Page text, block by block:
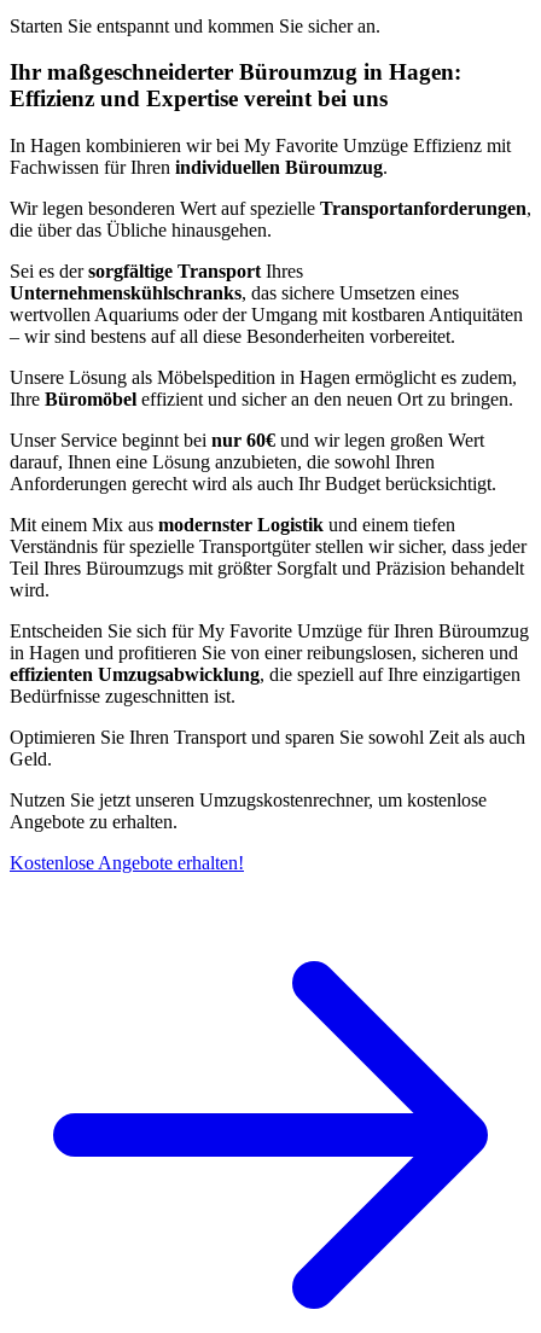
Starten Sie entspannt und kommen Sie sicher an.
Ihr maßgeschneiderter Büroumzug in Hagen:
Effizienz und Expertise vereint bei uns
In Hagen kombinieren wir bei My Favorite Umzüge Effizienz mit
Fachwissen für Ihren individuellen Büroumzug.
Wir legen besonderen Wert auf spezielle Transportanforderungen,
die über das Übliche hinausgehen.
Sei es dersorgfältige Transport Ihres
Unternehmenskühlschranks, das sichere Umsetzen eines
wertvollen Aquariums oder der Umgang mit kostbaren Antiquitäten
– wir sind bestens auf all diese Besonderheiten vorbereitet.
Unsere Lösung als Möbelspedition in Hagen ermöglicht es zudem,
Ihre Büromöbel effizient und sicher an den neuen Ort zu bringen.
Unser Service beginnt bei nur 60€ und wir legen großen Wert
darauf, Ihnen eine Lösung anzubieten, die sowohl Ihren
Anforderungen gerecht wird als auch Ihr Budget berücksichtigt.
Mit einem Mix aus modernster Logistik und einem tiefen
Verständnis für spezielle Transportgüter stellen wir sicher, dass jeder
Teil Ihres Büroumzugs mit größter Sorgfalt und Präzision behandelt
wird.
Entscheiden Sie sich für My Favorite Umzüge für Ihren Büroumzug
in Hagen und profitieren Sie von einer reibungslosen, sicheren und
effizienten Umzugsabwicklung, die speziell auf Ihre einzigartigen
Bedürfnisse zugeschnitten ist.
Optimieren Sie Ihren Transport und sparen Sie sowohl Zeit als auch
Geld.
Nutzen Sie jetzt unseren Umzugskostenrechner, um kostenlose
Angebote zu erhalten.
Kostenlose Angebote erhalten!